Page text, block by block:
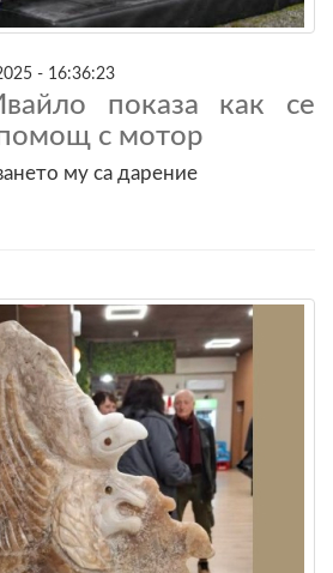
- 16:36:23
показа как се
с мотор
му са дарение